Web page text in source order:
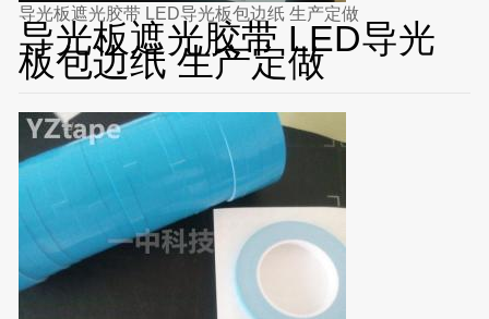
导光板遮光胶带 LED导光板包边纸 生产定做
导光板遮光胶带 LED导光
板包边纸 生产定做